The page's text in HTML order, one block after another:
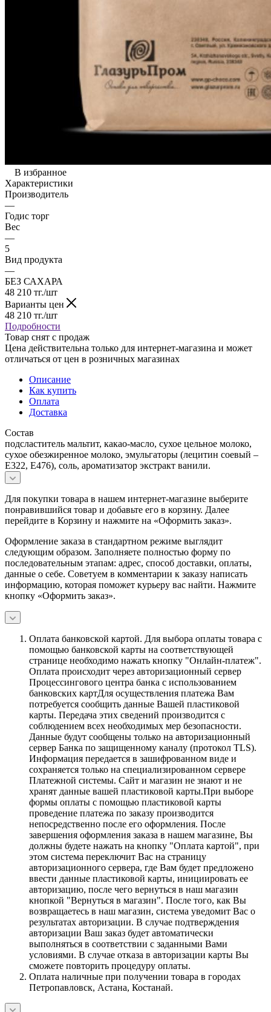
В избранное
Характеристики
Производитель
—
Годис торг
Вес
—
5
Вид продукта
—
БЕЗ САХАРА
48 210 тг./шт
Варианты цен
48 210 тг./шт
Подробности
Товар снят с продаж
Цена действительна только для интернет-магазина и может
отличаться от цен в розничных магазинах
Описание
Как купить
Оплата
Доставка
Состав
подсластитель мальтит, какао-масло, сухое цельное молоко,
сухое обезжиренное молоко, эмульгаторы (лецитин соевый –
Е322, Е476), соль, ароматизатор экстракт ванили.
Для покупки товара в нашем интернет-магазине выберите
понравившийся товар и добавьте его в корзину. Далее
перейдите в Корзину и нажмите на «Оформить заказ».
Оформление заказа в стандартном режиме выглядит
следующим образом. Заполняете полностью форму по
последовательным этапам: адрес, способ доставки, оплаты,
данные о себе. Советуем в комментарии к заказу написать
информацию, которая поможет курьеру вас найти. Нажмите
кнопку «Оформить заказ».
Оплата банковской картой. Для выбора оплаты товара с
помощью банковской карты на соответствующей
странице необходимо нажать кнопку "Онлайн-платеж".
Оплата происходит через авторизационный сервер
Процессингового центра банка с использованием
банковских картДля осуществления платежа Вам
потребуется сообщить данные Вашей пластиковой
карты. Передача этих сведений производится с
соблюдением всех необходимых мер безопасности.
Данные будут сообщены только на авторизационный
сервер Банка по защищенному каналу (протокол TLS).
Информация передается в зашифрованном виде и
сохраняется только на специализированном сервере
Платежной системы. Сайт и магазин не знают и не
хранят данные вашей пластиковой карты.При выборе
формы оплаты с помощью пластиковой карты
проведение платежа по заказу производится
непосредственно после его оформления. После
завершения оформления заказа в нашем магазине, Вы
должны будете нажать на кнопку "Оплата картой", при
этом система переключит Вас на страницу
авторизационного сервера, где Вам будет предложено
ввести данные пластиковой карты, инициировать ее
авторизацию, после чего вернуться в наш магазин
кнопкой "Вернуться в магазин". После того, как Вы
возвращаетесь в наш магазин, система уведомит Вас о
результатах авторизации. В случае подтверждения
авторизации Ваш заказ будет автоматически
выполняться в соответствии с заданными Вами
условиями. В случае отказа в авторизации карты Вы
сможете повторить процедуру оплаты.
Оплата наличные при получении товара в городах
Петропавловск, Астана, Костанай.